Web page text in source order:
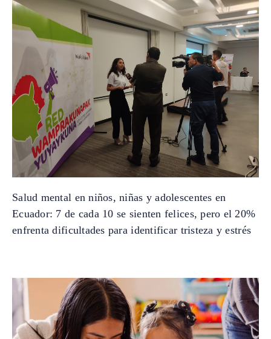
Salud mental en niños, niñas y adolescentes en
Ecuador: 7 de cada 10 se sienten felices, pero el 20%
enfrenta dificultades para identificar tristeza y estrés